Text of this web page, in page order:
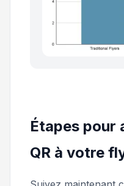
Étapes pour
QR à votre